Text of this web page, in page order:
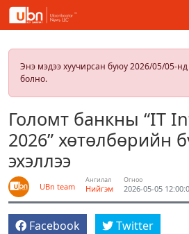
Энэ мэдээ хуучирсан буюу 2026/05/05-
болно.
Голомт банкны “IT
2026” хөтөлбөрийн
эхэллээ
UBn team
Ангилал
Нийгэм
Огноо
2026-05-05
Facebook Twitter